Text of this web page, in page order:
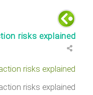
risks explained
risks explained
risks explained